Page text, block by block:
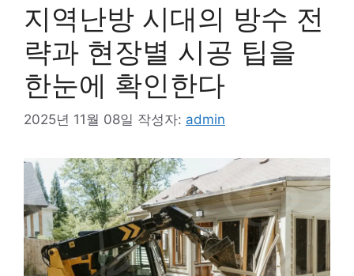
지역난방 시대의 방수 전
략과 현장별 시공 팁을
한눈에 확인한다
2025년 11월 08일 작성자: admin